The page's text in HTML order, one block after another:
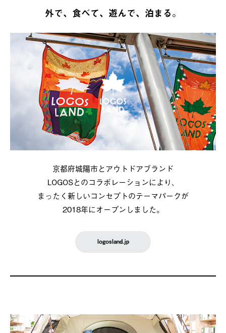
外で、食べて、遊んで、泊まる。
京都府城陽市とアウトドアブランド
LOGOSとのコラボレーションにより、
まったく新しいコンセプトのテーマパークが
2018年にオープンしました。
logosland.jp